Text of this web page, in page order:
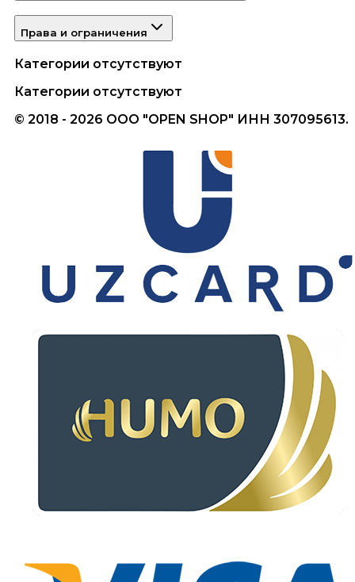
Права и ограничения
Категории отсутствуют
Категории отсутствуют
© 2018 - 2026 ООО "OPEN SHOP" ИНН 307095613.